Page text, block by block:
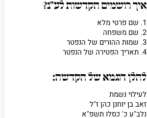
איך רושמים הקדשות לע"נ?
1. שם פרטי מלא
2. שם משפחה
3. שמות ההורים של הנפטר
4. תאריך הפטירה של הנפטר
להלן דוגמא של הקדשה:
לעילוי נשמת
זאב בן יוחנן כהן ז"ל
נלב"ע כ' כסלו תשפ"א